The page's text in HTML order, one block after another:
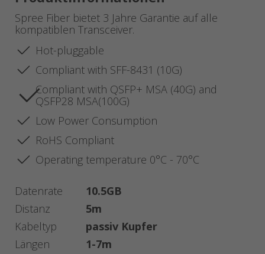
Spree Fiber bietet 3 Jahre Garantie auf alle
kompatiblen Transceiver.
Hot-pluggable
Compliant with SFF-8431 (10G)
Compliant with QSFP+ MSA (40G) and
QSFP28 MSA(100G)
Low Power Consumption
RoHS Compliant
Operating temperature 0°C - 70°C
Datenrate
10.5GB
Distanz
5m
Kabeltyp
passiv Kupfer
Längen
1-7m